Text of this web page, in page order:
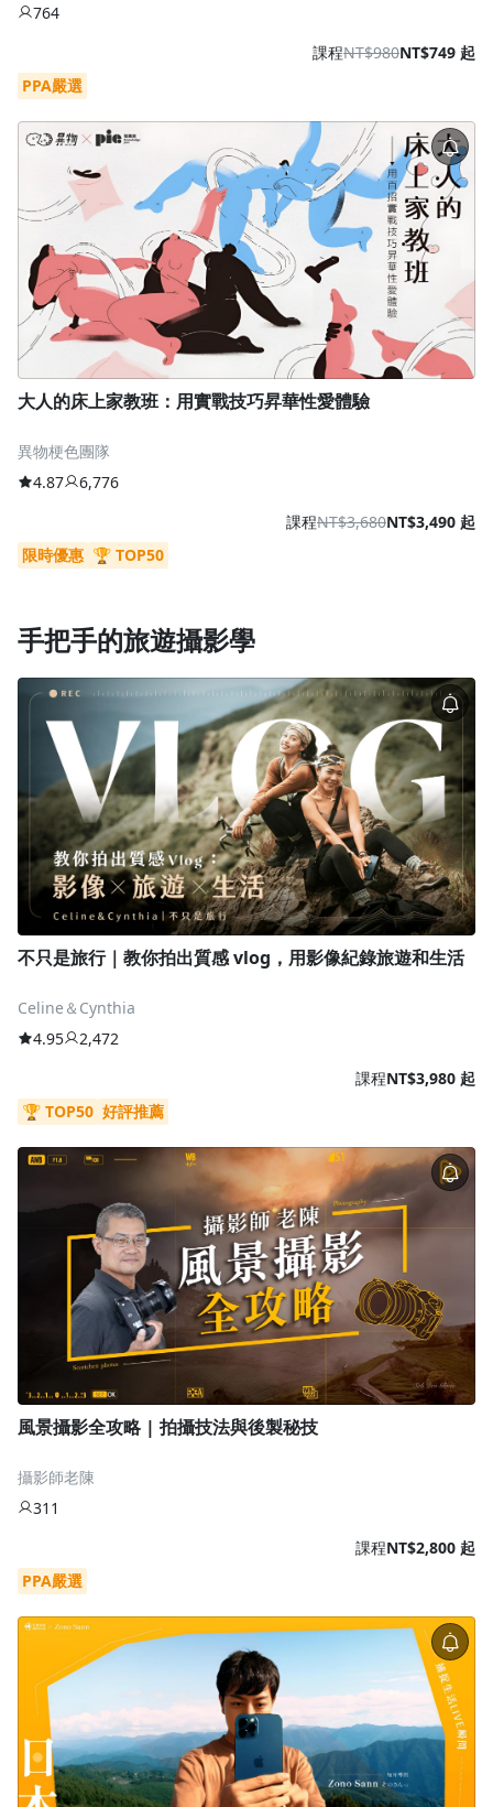
764
課程NT$980NT$749 起
PPA嚴選
大人的床上家教班：用實戰技巧昇華性愛體驗
異物梗色團隊
4.87
6,776
課程NT$3,680NT$3,490 起
限時優惠 🏆 TOP50
手把手的旅遊攝影學
不只是旅行｜教你拍出質感 vlog，用影像紀錄旅遊和生活
Celine＆Cynthia
4.95
2,472
課程NT$3,980 起
🏆 TOP50 好評推薦
風景攝影全攻略 | 拍攝技法與後製秘技
攝影師老陳
311
課程NT$2,800 起
PPA嚴選